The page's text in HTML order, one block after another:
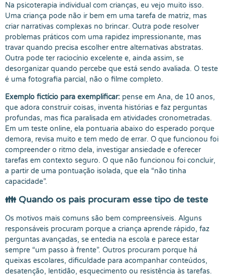
Na psicoterapia individual com crianças, eu vejo muito isso.
Uma criança pode não ir bem em uma tarefa de matriz, mas
criar narrativas complexas no brincar. Outra pode resolver
problemas práticos com uma rapidez impressionante, mas
travar quando precisa escolher entre alternativas abstratas.
Outra pode ter raciocínio excelente e, ainda assim, se
desorganizar quando percebe que está sendo avaliada. O teste
é uma fotografia parcial, não o filme completo.
Exemplo fictício para exemplificar: pense em Ana, de 10 anos,
que adora construir coisas, inventa histórias e faz perguntas
profundas, mas fica paralisada em atividades cronometradas.
Em um teste online, ela pontuaria abaixo do esperado porque
demora, revisa muito e tem medo de errar. O que funcionou foi
compreender o ritmo dela, investigar ansiedade e oferecer
tarefas em contexto seguro. O que não funcionou foi concluir,
a partir de uma pontuação isolada, que ela “não tinha
capacidade”.
👪 Quando os pais procuram esse tipo de teste
Os motivos mais comuns são bem compreensíveis. Alguns
responsáveis procuram porque a criança aprende rápido, faz
perguntas avançadas, se entedia na escola e parece estar
sempre “um passo à frente”. Outros procuram porque há
queixas escolares, dificuldade para acompanhar conteúdos,
desatenção, lentidão, esquecimento ou resistência às tarefas.